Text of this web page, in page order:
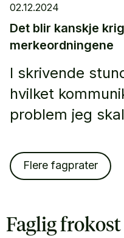
02.12.2024
Det blir kanskje
merkeordningene
I skrivende
hvilket
problem jeg
legen for et
inngrep.
Flere fagprater
Faglig frokost